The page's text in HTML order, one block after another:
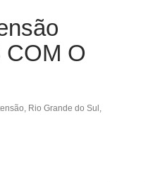
O
, Rio Grande do Sul ,